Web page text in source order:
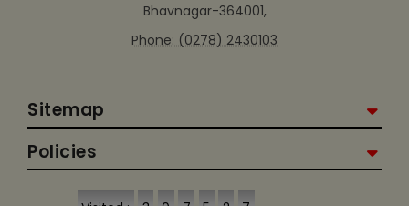
Bhavnagar-364001,
Phone: (0278) 2430103
Sitemap
Policies